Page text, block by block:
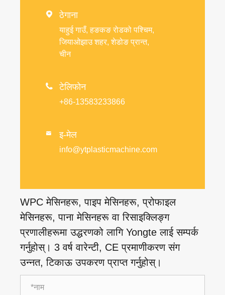
 ठेगाना
याहुई गाउँ, हङकङ रोडको पश्चिम,
जियाओझाउ शहर, शेडोङ प्रान्त,
चीन
 टेलिफोन
+86-13583233866
 इ-मेल
info@ytplasticmachine.com
WPC मेसिनहरू, पाइप मेसिनहरू, प्रोफाइल
मेसिनहरू, पाना मेसिनहरू वा रिसाइक्लिङ्ग
प्रणालीहरूमा उद्धरणको लागि Yongte लाई सम्पर्क
गर्नुहोस्। 3 वर्ष वारेन्टी, CE प्रमाणीकरण संग
उन्नत, टिकाऊ उपकरण प्राप्त गर्नुहोस्।